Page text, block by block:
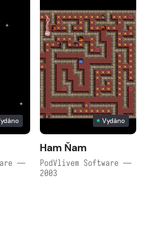
—
Vydáno
Ham Ňam
PodVlivem Software —
2003